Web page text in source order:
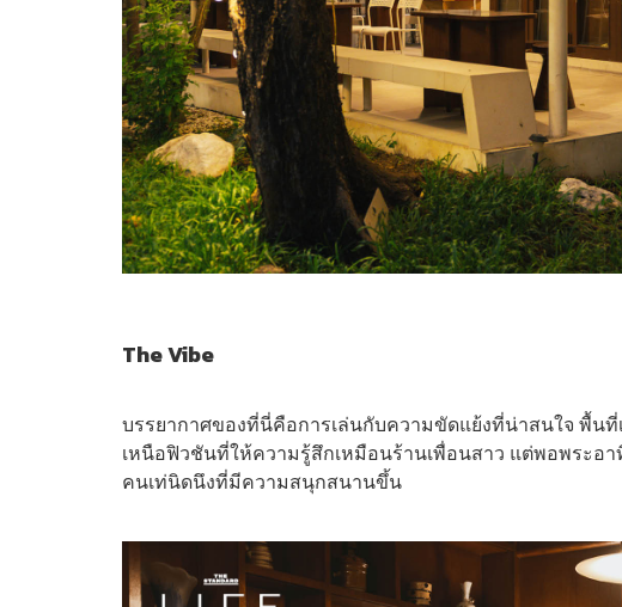
The Vibe
บรรยากาศของที่นี่คือการเล่นกับความขัดแย้งที่น่าสนใจ พื้น
เหนือฟิวชันที่ให้ความรู้สึกเหมือนร้านเพื่อนสาว แต่พอพระอ
คนเท่นิดนึงที่มีความสนุกสนานขึ้น